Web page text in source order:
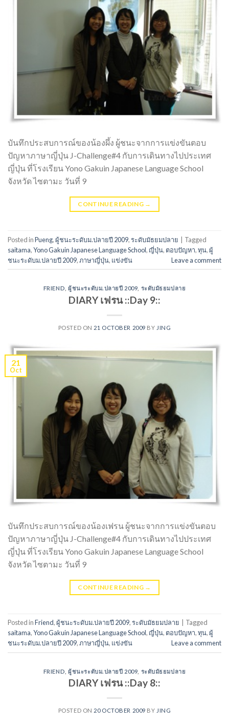
บันทึกประสบการณ์ของน้องผึ้ง ผู้ชนะจากการแข่งขันตอบ
ปัญหาภาษาญี่ปุ่น J-Challenge#4 กับการเดินทางไปประเทศ
ญี่ปุ่น ที่โรงเรียน Yono Gakuin Japanese Language School
จังหวัด ไซตามะ วันที่ 9
CONTINUE READING →
Posted inPueng,ผู้ชนะระดับม.ปลายปี 2009,ระดับมัธยมปลาย
Tagged
saitama,Yono Gakuin Japanese Language School,ญี่ปุ่น, ตอบปัญหา,ทุน,ผู้
ชนะระดับม.ปลายปี 2009,ภาษาญี่ปุ่น, แข่งขัน Leave a comment
FRIEND ,ผู้ชนะระดับม.ปลายปี 2009 ระดับมัธยมปลาย
DIARY เฟรน ::Day 9::
POSTED ON 21 OCTOBER 2009 BY JING
21
Oct
บันทึกประสบการณ์ของน้องเฟรน ผู้ชนะจากการแข่งขันตอบ
ปัญหาภาษาญี่ปุ่น J-Challenge#4 กับการเดินทางไปประเทศ
ญี่ปุ่น ที่โรงเรียน Yono Gakuin Japanese Language School
จังหวัด ไซตามะ วันที่ 9
CONTINUE READING →
Posted inFriend,ผู้ชนะระดับม.ปลายปี 2009,ระดับมัธยมปลาย
Tagged
saitama,Yono Gakuin Japanese Language School,ญี่ปุ่น, ตอบปัญหา,ทุน,ผู้
ชนะระดับม.ปลายปี 2009,ภาษาญี่ปุ่น, แข่งขัน Leave a comment
FRIEND ,ผู้ชนะระดับม.ปลายปี 2009 ระดับมัธยมปลาย
DIARY เฟรน ::Day 8::
POSTED ON 20 OCTOBER 2009 BY JING